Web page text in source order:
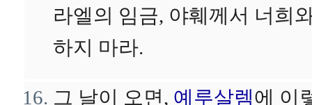
라엘의 임금, 야훼께서 너희
하지 마라.
그 날이 오면, 예루살렘에 이